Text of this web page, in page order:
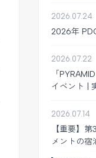
2026.07.24
2026年
2026.07.22
「
イベント |
2026.07.14
【重要】
メントの宿